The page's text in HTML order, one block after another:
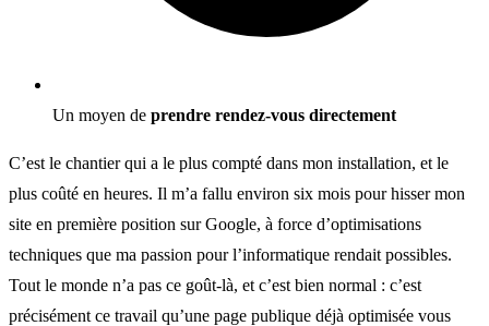
Un moyen de prendre rendez-vous directement
C’est le chantier qui a le plus compté dans mon installation, et le
plus coûté en heures. Il m’a fallu environ six mois pour hisser mon
site en première position sur Google, à force d’optimisations
techniques que ma passion pour l’informatique rendait possibles.
Tout le monde n’a pas ce goût-là, et c’est bien normal : c’est
précisément ce travail qu’une page publique déjà optimisée vous